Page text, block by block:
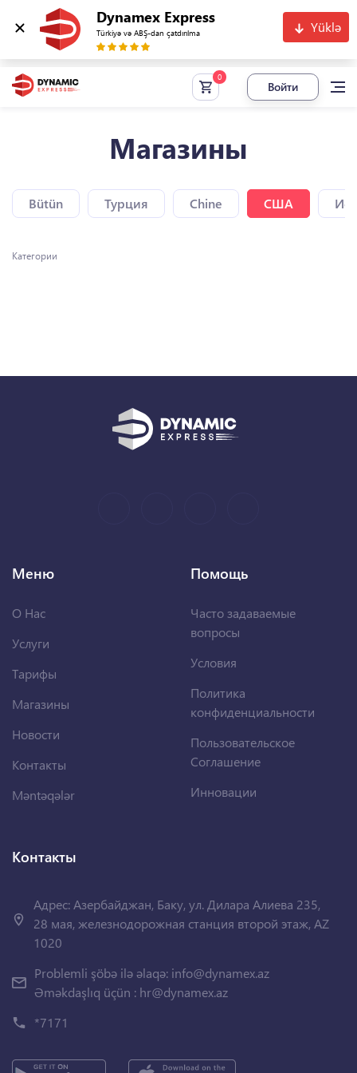
Dynamex Express
Türkiyə və ABŞ-dan çatdırılma Yüklə
Войти
Магазины
Bütün Турция Chine США
Категории
Меню
О Нас
Услуги
Тарифы
Магазины
Новости
Контакты
Məntəqələr
Помощь
Часто задаваемые
вопросы
Условия
Политика
конфиденциальности
Пользовательское
Соглашение
Инновации
Контакты
Адрес: Азербайджан, Баку, ул. Дилара Алиева 235,
28 мая, железнодорожная станция второй этаж, AZ
1020
Problemli şöbə ilə əlaqə: info@dynamex.az
Əməkdaşlıq üçün : hr@dynamex.az
*7171